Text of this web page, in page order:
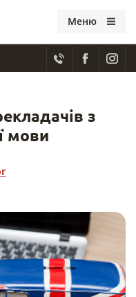
Меню
з
мови